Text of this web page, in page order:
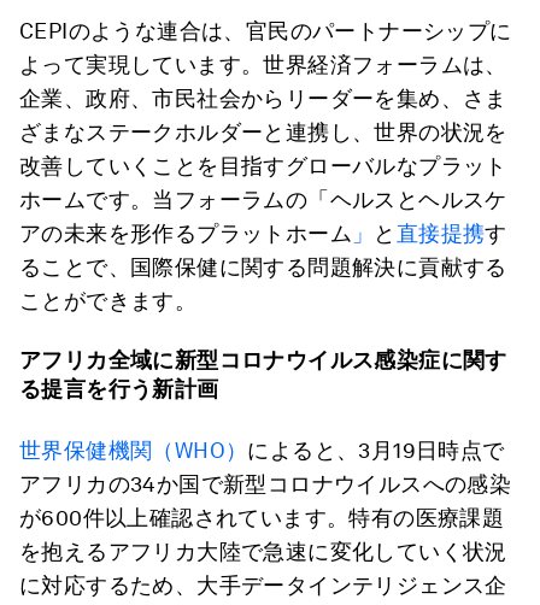
CEPIのような連合は、官民のパートナーシップに
よって実現しています。世界経済フォーラムは、
企業、政府、市民社会からリーダーを集め、さま
ざまなステークホルダーと連携し、世界の状況を
改善していくことを目指すグローバルなプラット
ホームです。当フォーラムの「ヘルスとヘルスケ
アの未来を形作るプラットホーム 」 と 直接提携す
ることで、国際保健に関する問題解決に貢献する
ことができます。
アフリカ全域に新型コロナウイルス感染症に関す
る提言を行う新計画
世界保健機関（WHO） によると、3月19日時点で
アフリカの34か国で新型コロナウイルスへの感染
が600件以上確認されています。特有の医療課題
を抱えるアフリカ大陸で急速に変化していく状況
に対応するため、大手データインテリジェンス企